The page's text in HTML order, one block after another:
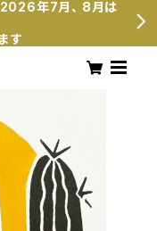
年7月、 8月は
す